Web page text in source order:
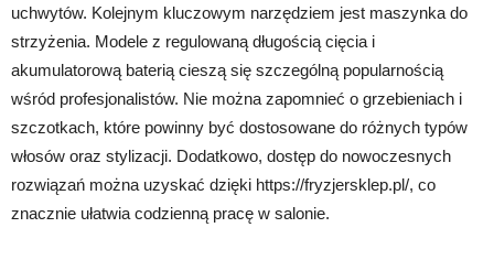
uchwytów. Kolejnym kluczowym narzędziem jest maszynka do
strzyżenia. Modele z regulowaną długością cięcia i
akumulatorową baterią cieszą się szczególną popularnością
wśród profesjonalistów. Nie można zapomnieć o grzebieniach i
szczotkach, które powinny być dostosowane do różnych typów
włosów oraz stylizacji. Dodatkowo, dostęp do nowoczesnych
rozwiązań można uzyskać dzięki https://fryzjersklep.pl/, co
znacznie ułatwia codzienną pracę w salonie.